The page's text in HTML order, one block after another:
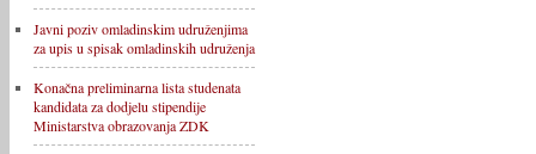
Javni poziv omladinskim udruženjima
za upis u spisak omladinskih udruženja
Konačna preliminarna lista studenata
kandidata za dodjelu stipendije
Ministarstva obrazovanja ZDK